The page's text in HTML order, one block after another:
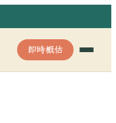
即時概估